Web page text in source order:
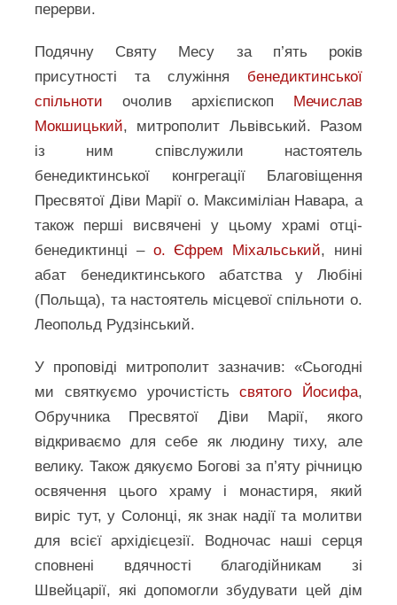
перерви.
Подячну Святу Месу за п’ять років
присутності та служіння бенедиктинської
спільнотиочолив архієпископ Мечислав
Мокшицький, митрополит Львівський. Разом
із ним співслужили настоятель
бенедиктинської конгрегації Благовіщення
Пресвятої Діви Марії о. Максиміліан Навара, а
також перші висвячені у цьому храмі отці-
бенедиктинці – о. Єфрем Міхальський, нині
абат бенедиктинського абатства у Любіні
(Польща), та настоятель місцевої спільноти о.
Леопольд Рудзінський.
У проповіді митрополит зазначив: «Сьогодні
ми святкуємо урочистістьсвятого Йосифа,
Обручника Пресвятої Діви Марії, якого
відкриваємо для себе як людину тиху, але
велику. Також дякуємо Богові за п’яту річницю
освячення цього храму і монастиря, який
виріс тут, у Солонці, як знак надії та молитви
для всієї архідієцезії. Водночас наші серця
сповнені вдячності благодійникам зі
Швейцарії, які допомогли збудувати цей дім